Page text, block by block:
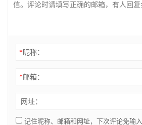
*昵称：
*邮箱：
网址：
记住昵称、邮箱和网址，下次评论免输入